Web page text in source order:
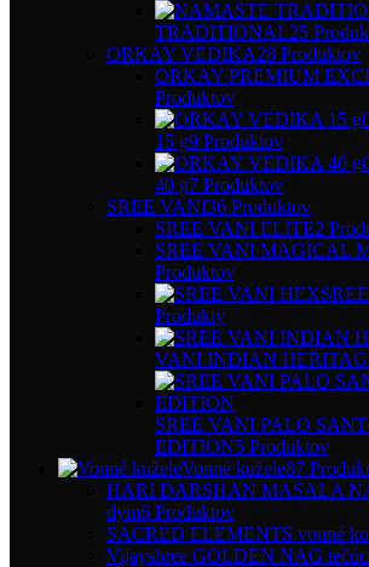
TRADITIONAL25
ORKAY VEDIKA28 Produktov
ORKAY PREMIUM
Produktov
15 g9 Produktov
40 g7 Produktov
SREE VANI36 Produktov
SREE VANI ELITE2
SREE VANI MAGICAL
Produktov
Produkty
VANI INDIAN
SREE VANI PALO
EDITION5 Produktov
Vonné kužele87
HARI DARSHAN MASALA
dym6 Produktov
SACRED ELEMENTS vonné
Vijayshree GOLDEN NAG